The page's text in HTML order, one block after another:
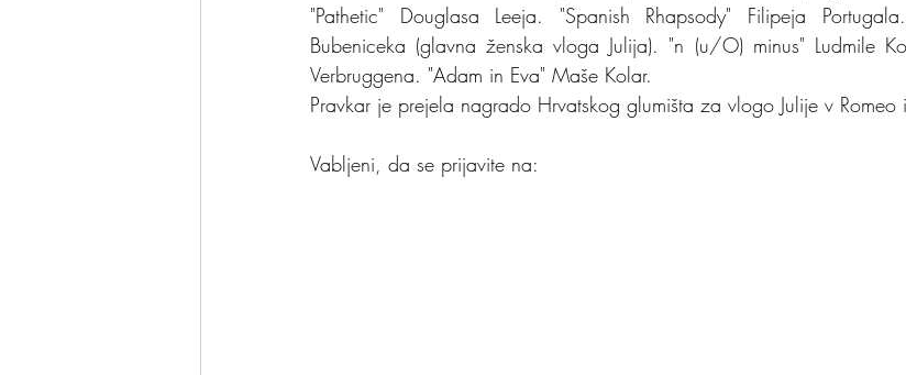
"Pathetic" Douglasa Leeja. "Spanish Rhapsody" Filipeja
Bubeniceka (glavna ženska vloga Julija). "n (u/O) minus" Ludmile
Verbruggena. "Adam in Eva" Maše Kolar.
Pravkar je prejela nagrado Hrvatskog glumišta za vlogo Julije v Romeo
Vabljeni, da se prijavite na: